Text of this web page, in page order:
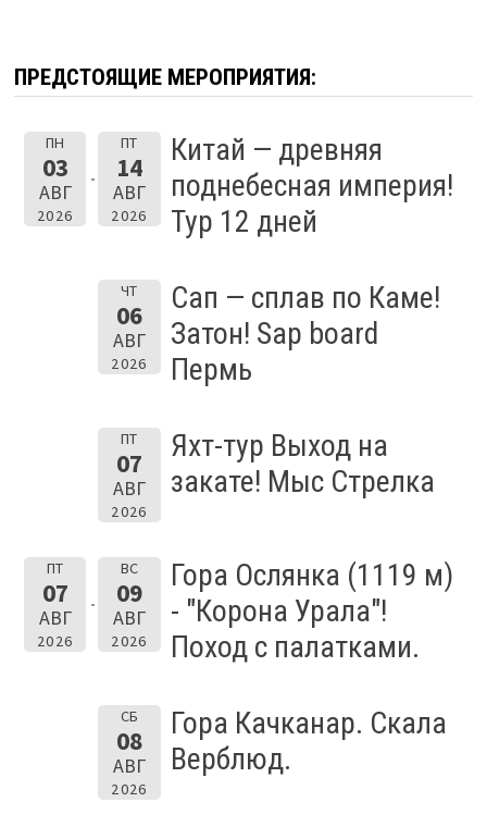
ПРЕДСТОЯЩИЕ МЕРОПРИЯТИЯ:
ПН
03
АВГ
2026
ПТ
14
АВГ
2026
Китай — древняя
поднебесная империя!
Тур 12 дней
ЧТ
06
АВГ
2026
Сап — сплав по Каме!
Затон! Sap board
Пермь
ПТ
07
АВГ
2026
Яхт-тур Выход на
закате! Мыс Стрелка
ПТ
07
АВГ
2026
ВС
09
АВГ
2026
Гора Ослянка (1119 м)
- "Корона Урала"!
Поход с палатками.
СБ
08
АВГ
2026
Гора Качканар. Скала
Верблюд.